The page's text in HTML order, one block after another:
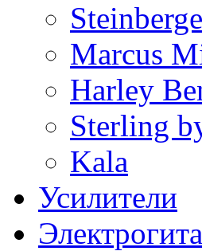
Marcus
Harley
Sterling
Kala
Усилители